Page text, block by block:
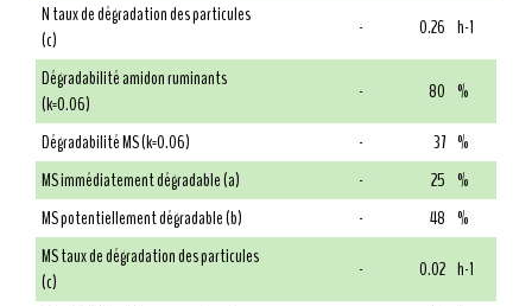
N taux de dégradation des particules
(c)
- 0.26 h-1
Dégradabilité amidon ruminants
(k=0.06)
- 80 %
Dégradabilité MS (k=0.06)
- 37 %
MS immédiatement dégradable (a)
- 25 %
MS potentiellement dégradable (b)
- 48 %
MS taux de dégradation des particules
(c)
- 0.02 h-1